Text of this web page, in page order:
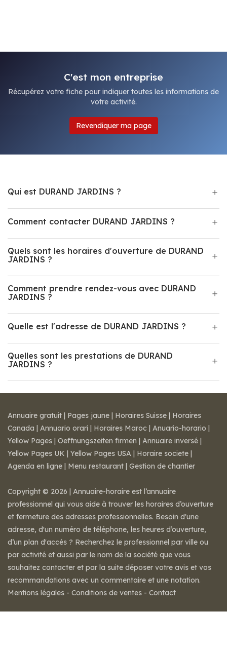
C'est mon entreprise
Récupérez votre fiche pour indiquer toutes les informations de
votre activité.
Revendiquer ma page
Qui est DURAND JARDINS ?
Comment contacter DURAND JARDINS ?
Quels sont les horaires d'ouverture de DURAND
JARDINS ?
Comment prendre rendez-vous avec DURAND
JARDINS ?
Quelle est l'adresse de DURAND JARDINS ?
Quelles sont les prestations de DURAND
JARDINS ?
Annuaire gratuit | Pages jaune | Horaires Suisse | Horaires
Canada | Annuario orari | Horaires Maroc | Anuario-horario |
Yellow Pages | Oeffnungszeiten firmen | Annuaire inversé |
Yellow Pages UK | Yellow Pages USA | Horaire societe |
Agenda en ligne | Menu restaurant | Gestion de chantier
Copyright © 2026 | Annuaire-horaire est l’annuaire
professionnel qui vous aide à trouver les horaires d’ouverture
et fermeture des adresses professionnelles. Besoin d'une
adresse, d'un numéro de téléphone, les heures d’ouverture,
d’un plan d'accès ? Recherchez le professionnel par ville ou
par activité et aussi par le nom de la société que vous
souhaitez contacter et par la suite déposer votre avis et vos
recommandations avec un commentaire et une notation.
Mentions légales - Conditions de ventes - Contact